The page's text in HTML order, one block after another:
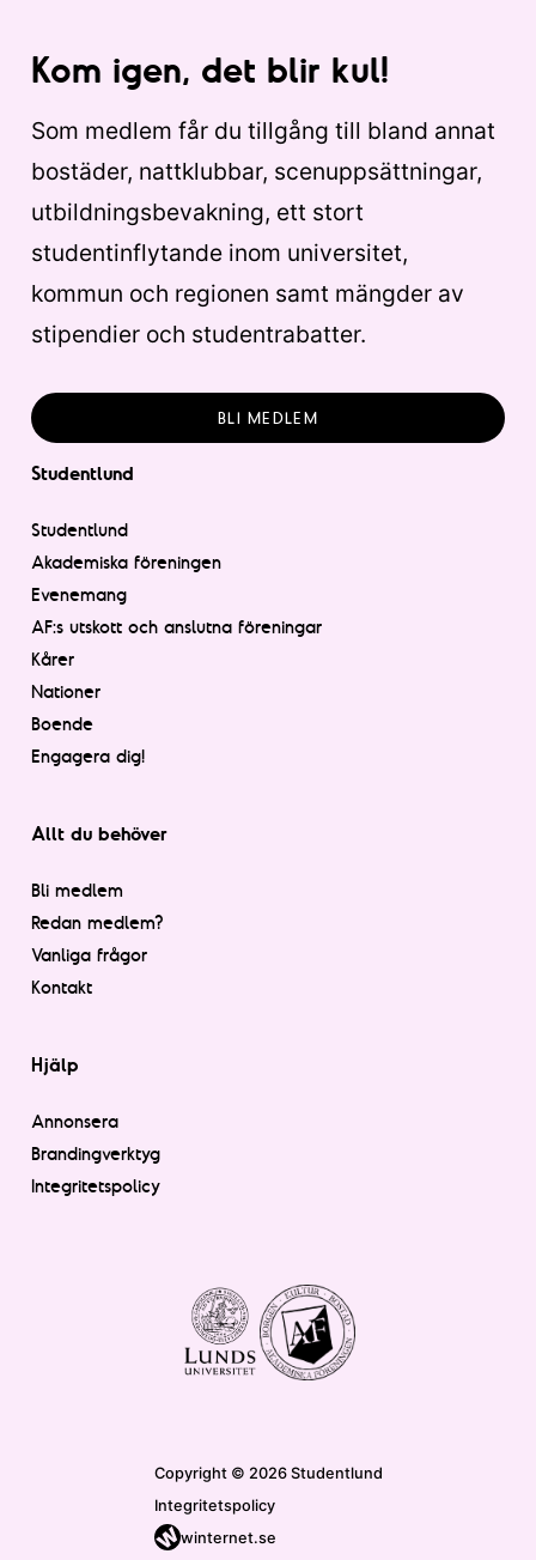
Kom igen, det blir kul!
Som medlem får du tillgång till bland annat
bostäder, nattklubbar, scenuppsättningar,
utbildningsbevakning, ett stort
studentinflytande inom universitet,
kommun och regionen samt mängder av
stipendier och studentrabatter.
BLI MEDLEM
Studentlund
Studentlund
Akademiska föreningen
Evenemang
AF:s utskott och anslutna föreningar
Kårer
Nationer
Boende
Engagera dig!
Allt du behöver
Bli medlem
Redan medlem?
Vanliga frågor
Kontakt
Hjälp
Annonsera
Brandingverktyg
Integritetspolicy
Copyright © 2026 Studentlund
Integritetspolicy
winternet.se